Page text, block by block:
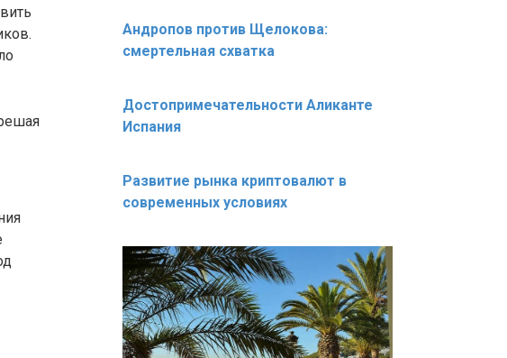
Андропов против Щелокова:
смертельная схватка
Достопримечательности Аликанте
Испания
Развитие рынка криптовалют в
современных условиях